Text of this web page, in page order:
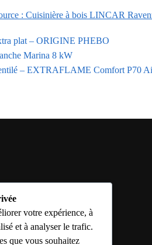
: Cuisinière à bois LINCAR
plat – ORIGINE PHEBO
Marina 8 kW
– EXTRAFLAME Comfort P70
Vente
votre expérience, à
et à analyser le trafic.
que vous souhaitez